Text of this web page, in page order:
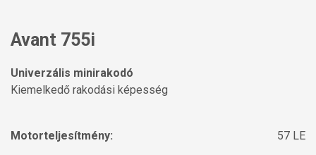
Avant 755i
Univerzális minirakodó
Kiemelkedő rakodási képesség
Motorteljesítmény:
57 LE